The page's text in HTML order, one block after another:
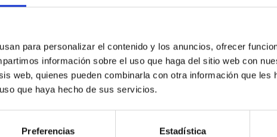
para personalizar el contenido y los anuncios, ofrecer
información sobre el uso que haga del sitio web con
web, quienes pueden combinarla con otra información que les
que haya hecho de sus servicios.
Preferencias Estadística
Un Contrato-Titulado/a Superior-
Prevención Riesgos Laborales-
Modalidad Laboral Fijo-Código
RESOLUCIÓN del Director del Consorcio